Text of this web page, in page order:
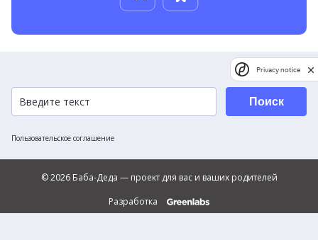
Пользовательское соглашение
Поиск
© 2026 Баба-Деда — проект для вас и ваших родителей
Разработка
Privacy notice